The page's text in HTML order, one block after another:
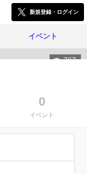
新規登録・ログイン
イベント
767
0
イベント